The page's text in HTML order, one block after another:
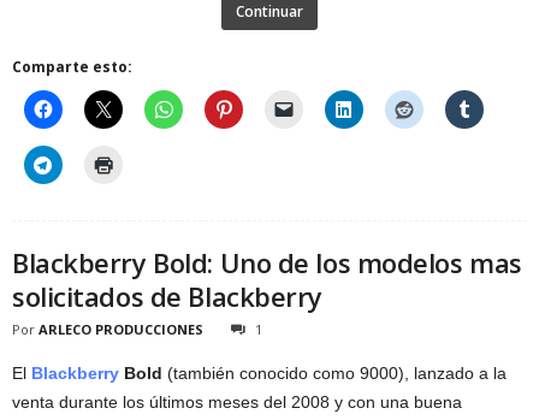
Continuar
Comparte esto:
Blackberry Bold: Uno de los modelos mas
solicitados de Blackberry
Por ARLECO PRODUCCIONES 1
El Blackberry Bold (también conocido como 9000), lanzado a la
venta durante los últimos meses del 2008 y con una buena